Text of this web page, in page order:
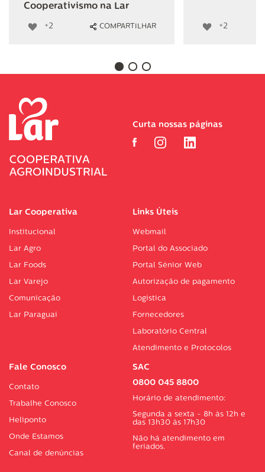
Cooperativismo na Lar
+2 COMPARTILHAR +2
Lar Cooperativa
Institucional
Lar Agro
Lar Foods
Lar Varejo
Comunicação
Lar Paraguai
Links Úteis
Webmail
Portal do Associado
Portal Sénior Web
Autorização de pagamento
Logística
Fornecedores
Laboratório Central
Atendimento e Protocolos
Fale Conosco
Contato
Trabalhe Conosco
Heliponto
Onde Estamos
Canal de denúncias
SAC
0800 045 8800
Horário de atendimento:
Segunda a sexta - 8h às 12h e
das 13h30 às 17h30
Não há atendimento em
feriados.
Curta nossas páginas